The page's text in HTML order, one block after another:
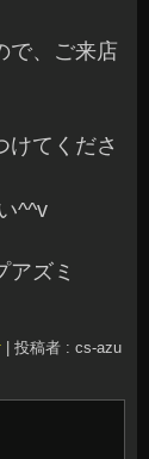
で、ご来店
けてくださ
^^v
ズミ
投稿者 : cs-azu